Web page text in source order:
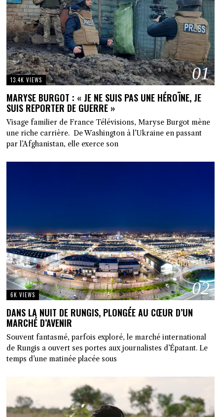
01
13.4K VIEWS
MARYSE BURGOT : « JE NE SUIS PAS UNE HÉROÏNE, JE
SUIS REPORTER DE GUERRE »
Visage familier de France Télévisions, Maryse Burgot mène
une riche carrière. De Washington à l’Ukraine en passant
par l’Afghanistan, elle exerce son
02
6K VIEWS
DANS LA NUIT DE RUNGIS, PLONGÉE AU CŒUR D’UN
MARCHÉ D’AVENIR
Souvent fantasmé, parfois exploré, le marché international
de Rungis a ouvert ses portes aux journalistes d’Épatant. Le
temps d’une matinée placée sous